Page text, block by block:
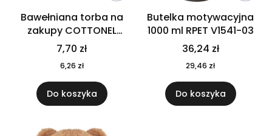
Bawełniana torba na
zakupy COTTONEL
COLOUR++ MO9846-11
7,70 zł
6,26 zł
Do koszyka
Butelka motywacyjna
1000 ml RPET V1541-03
36,24 zł
29,46 zł
Do koszyka